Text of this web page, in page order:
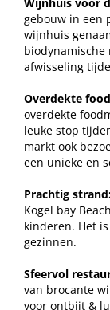
Wijnhuis voor
gebouw in een
wijnhuis
biodynamische
afwisseling
Overdekte
overdekte
leuke stop
markt ook
een unieke en
Prachtig
Kogel bay
kinderen. Het
gezinnen.
Sfeervol
van brocante
voor ontbijt &